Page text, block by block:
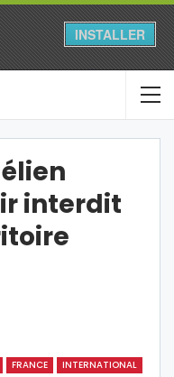
INSTALLER
interdit
FRANCE INTERNATIONAL